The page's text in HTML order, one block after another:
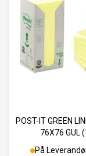
POST-IT GREEN
76X76 GUL
På